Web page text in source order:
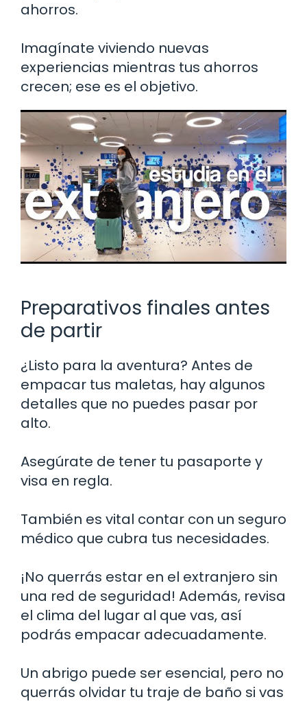
ahorros.
Imagínate viviendo nuevas
experiencias mientras tus ahorros
crecen; ese es el objetivo.
Preparativos finales antes
de partir
¿Listo para la aventura? Antes de
empacar tus maletas, hay algunos
detalles que no puedes pasar por
alto.
Asegúrate de tener tu pasaporte y
visa en regla.
También es vital contar con un seguro
médico que cubra tus necesidades.
¡No querrás estar en el extranjero sin
una red de seguridad! Además, revisa
el clima del lugar al que vas, así
podrás empacar adecuadamente.
Un abrigo puede ser esencial, pero no
querrás olvidar tu traje de baño si vas